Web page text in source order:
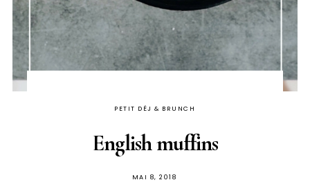
PETIT DÉJ & BRUNCH
English muffins
PUBLIÉ
MAI 8, 2018